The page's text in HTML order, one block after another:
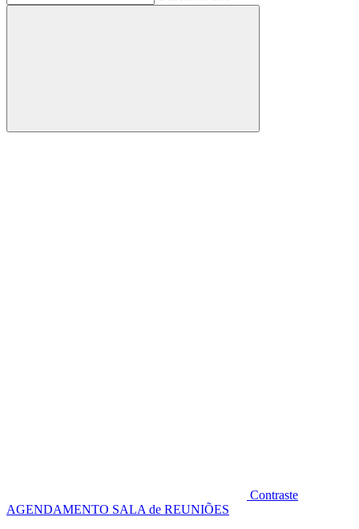
Buscar
Contraste
AGENDAMENTO SALA de REUNIÕES